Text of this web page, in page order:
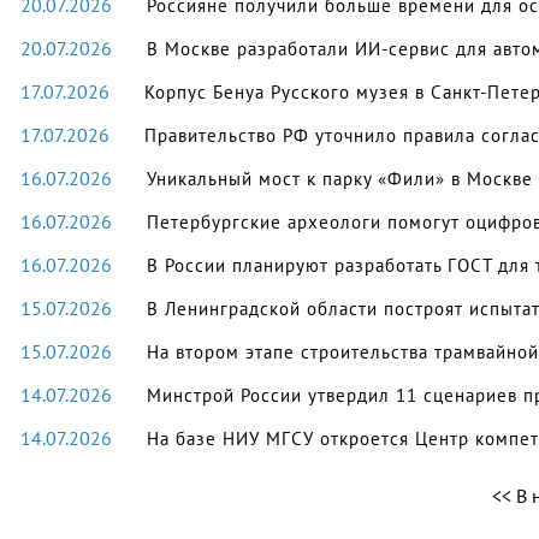
20.07.2026 Россияне получили больше времени для
20.07.2026 В Москве разработали ИИ-сервис для
17.07.2026 Корпус Бенуа Русского музея в Санкт-
17.07.2026 Правительство РФ уточнило правила
16.07.2026 Уникальный мост к парку «Фили» в Москве
16.07.2026 Петербургские археологи помогут
16.07.2026 В России планируют разработать ГОСТ для
15.07.2026 В Ленинградской области построят
15.07.2026 На втором этапе строительства
14.07.2026 Минстрой России утвердил 11 сценариев
14.07.2026 На базе НИУ МГСУ откроется Центр
В